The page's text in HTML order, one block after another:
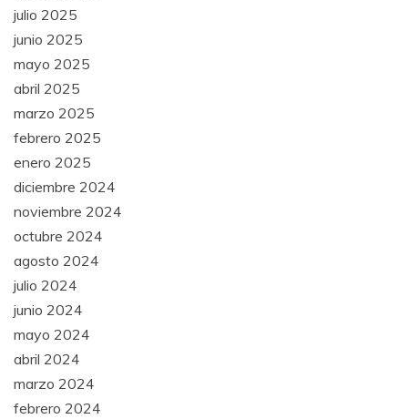
julio 2025
junio 2025
mayo 2025
abril 2025
marzo 2025
febrero 2025
enero 2025
diciembre 2024
noviembre 2024
octubre 2024
agosto 2024
julio 2024
junio 2024
mayo 2024
abril 2024
marzo 2024
febrero 2024